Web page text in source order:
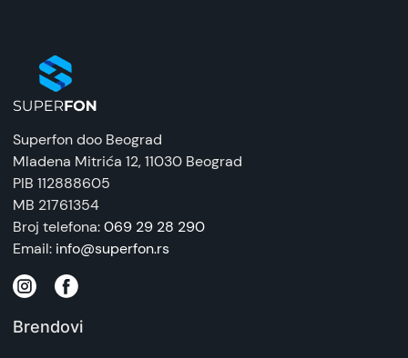
Superfon doo Beograd
Mladena Mitrića 12, 11030 Beograd
PIB 112888605
MB 21761354
Broj telefona:069 29 28 290
Email: info@superfon.rs
Brendovi